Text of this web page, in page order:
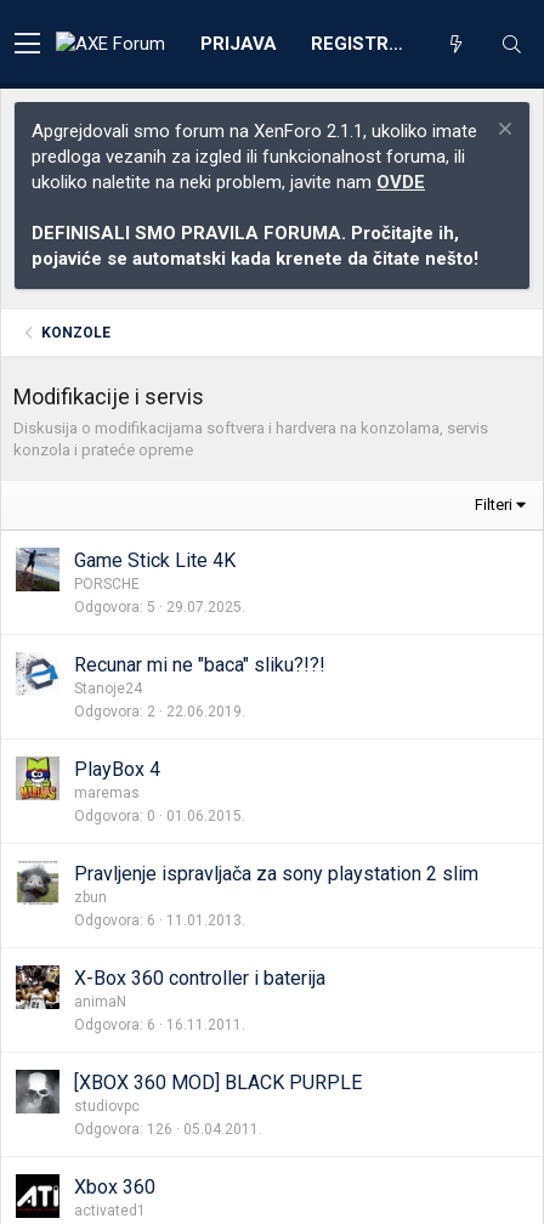
PRIJAVA REGISTRACIJA
Apgrejdovali smo forum na XenForo 2.1.1, ukoliko imate
predloga vezanih za izgled ili funkcionalnost foruma, ili
ukoliko naletite na neki problem, javite nam OVDE
DEFINISALI SMO PRAVILA FORUMA. Pročitajte ih,
pojaviće se automatski kada krenete da čitate nešto!
KONZOLE
Modifikacije i servis
Diskusija o modifikacijama softvera i hardvera na konzolama, servis
konzola i prateće opreme
Filteri
Game Stick Lite 4K
PORSCHE
Odgovora 5 29.07.2025.
Recunar mi ne "baca" sliku?!?!
Stanoje24
Odgovora 2 22.06.2019.
PlayBox 4
maremas
Odgovora 0 01.06.2015.
Pravljenje ispravljača za sony playstation 2 slim
zbun
Odgovora 6 11.01.2013.
X-Box 360 controller i baterija
animaN
Odgovora 6 16.11.2011.
[XBOX 360 MOD] BLACK PURPLE
studiovpc
Odgovora 126 05.04.2011.
Xbox 360
activated1